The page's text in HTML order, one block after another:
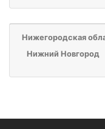
Нижегородская
Нижний Новгород